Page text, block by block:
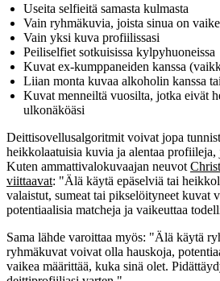
Useita selfieitä samasta kulmasta
Vain ryhmäkuvia, joista sinua on
Vain yksi kuva profiilissasi
Peiliselfiet sotkuisissa kylpyhuoneissa
Kuvat ex-kumppaneiden kanssa
Liian monta kuvaa alkoholin kanssa
Kuvat menneiltä vuosilta, jotka eivät
ulkonäköäsi
Deittisovellusalgoritmit voivat jopa
heikkolaatuisia kuvia ja alentaa profiileja,
Kuten ammattivalokuvaajan neuvot
viittaavat: "Älä käytä epäselviä tai
valaistut, sumeat tai pikselöityneet kuvat
potentiaalisia matcheja ja vaikeuttaa
Sama lähde varoittaa myös: "Älä käytä
ryhmäkuvat voivat olla hauskoja,
vaikea määrittää, kuka sinä olet.